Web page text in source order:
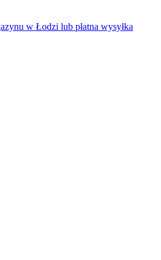
w Łodzi lub płatna wysyłka